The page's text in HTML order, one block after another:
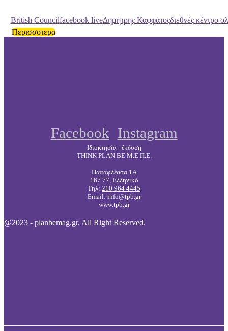
British Councilfacebook liveΔημήτρης Καφφάτοςδιεθνές κέντρο
Περισσοτερα
Facebook Instagram
Ιδιοκτησία - έκδοση
THINK PLAN BE Μ.Ε.Π.Ε.
Παπαφλέσσα 1Α
167 77, Ελληνικό
Τηλ: 210 964 4445
Email: info@tpb.gr
www.tpb.gr
@2023 - planbemag.gr. All Right Reserved.